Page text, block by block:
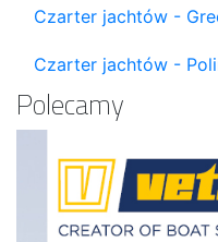
Czarter jachtów -
Czarter jachtów -
Polecamy